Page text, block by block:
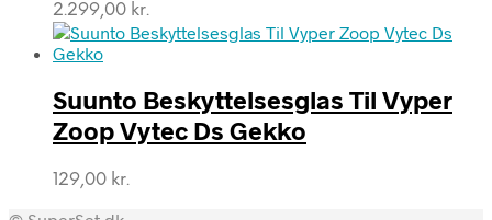
2.299,00 kr.
Suunto Beskyttelsesglas Til Vyper
Zoop Vytec Ds Gekko
129,00 kr.